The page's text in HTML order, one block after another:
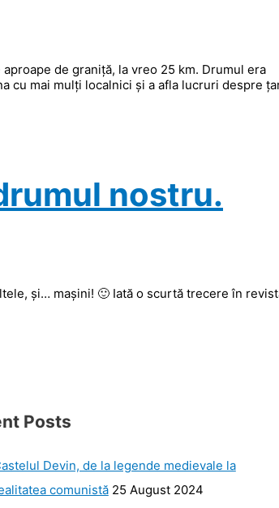
de graniță, la vreo 25 km. Drumul era
cu mai mulți localnici și a afla lucruri despre
nostru.
și… mașini! 🙂 Iată o scurtă trecere în
Posts
Devin, de la legende medievale la
comunistă 25 August 2024